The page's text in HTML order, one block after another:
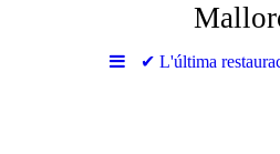
✔ L'última